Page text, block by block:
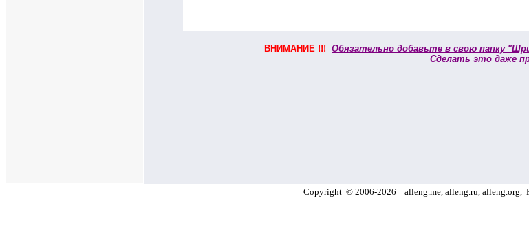
ВНИМАНИЕ !!! Обязательно добавьте в свою папку
Сделать это даже
Copyright © 2006-2026 alleng.me, alleng.ru, alleng.org,